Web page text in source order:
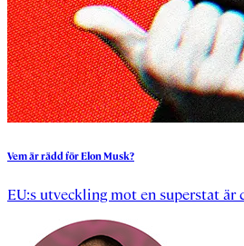
VemärräddförElonMusk?
EU:s utveckling mot en superstat är